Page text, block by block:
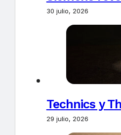
30 julio, 2026
Technics y
29 julio, 2026